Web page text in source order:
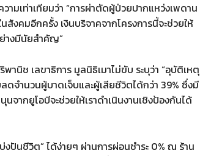
มเท่าเทียมว่า “การผ่าตัดผู้ป่วยปากแหว่งเพดาน
งคมอีกครั้ง เงินบริจาคจากโครงการนี้จะช่วยให้
ย่างมีนัยสำคัญ”
ช เลขาธิการ มูลนิธิเมาไม่ขับ ระบุว่า “อุบัติเหตุ
จำนวนผู้บาดเจ็บและผู้เสียชีวิตได้กว่า 39% ซึ่งมี
ากยูโอบีจะช่วยให้เราดำเนินงานเชิงป้องกันได้
ปันชีวิต” ได้ง่ายๆ ผ่านการผ่อนชำระ 0% ณ ร้าน